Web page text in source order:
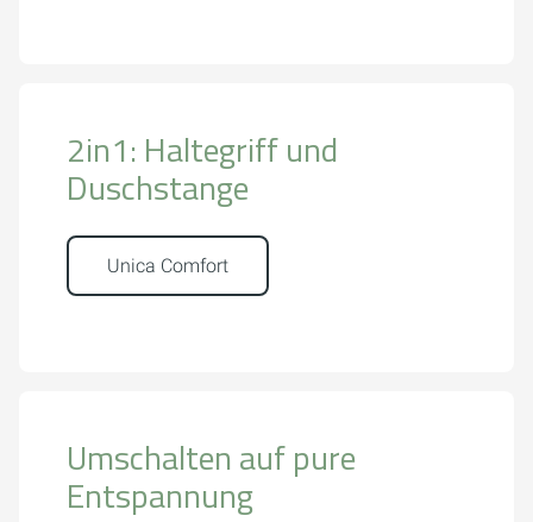
2in1: Haltegriff und
Duschstange
Unica Comfort
Umschalten auf pure
Entspannung